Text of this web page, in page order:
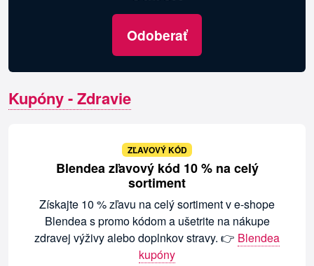
Odoberať
Kupóny - Zdravie
ZĽAVOVÝ KÓD
Blendea zľavový kód 10 % na celý
sortiment
Získajte 10 % zľavu na celý sortiment v e-shope
Blendea s promo kódom a ušetrite na nákupe
zdravej výživy alebo doplnkov stravy. 👉 Blendea
kupóny